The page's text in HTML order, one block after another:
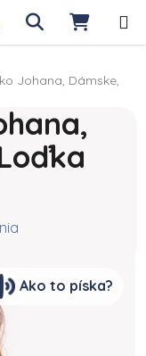
Hľadať
Johana, Dámske,
5 hviezdičiek.
Ako to píska?